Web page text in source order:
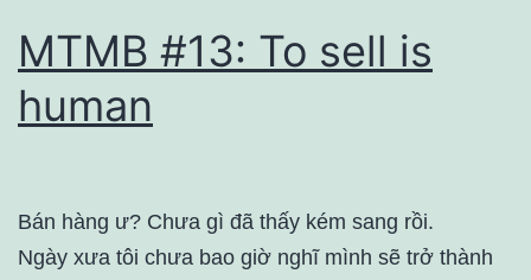
MTMB #13: To sell is
human
Bán hàng ư? Chưa gì đã thấy kém sang rồi.
Ngày xưa tôi chưa bao giờ nghĩ mình sẽ trở thành